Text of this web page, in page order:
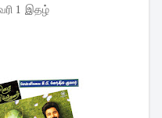
1 இதழ்